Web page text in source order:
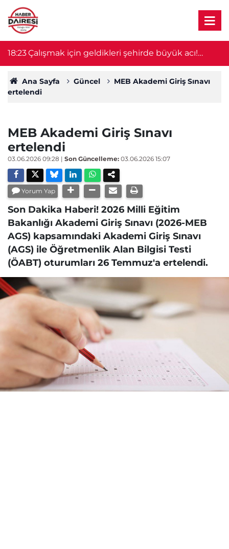
18:23Çalışmak için geldikleri şehirde büyük acı!
Ağabey öldü, 14 yaşındaki kardeşin durumu
ağır
Ana Sayfa Güncel
MEB Akademi Giriş Sınavı
ertelendi
MEB Akademi Giriş Sınavı
ertelendi
03.06.2026 09:28 | Son Güncelleme: 03.06.2026 15:07
Yorum Yap
Son Dakika Haberi! 2026 Milli Eğitim
Bakanlığı Akademi Giriş Sınavı (2026-MEB
AGS) kapsamındaki Akademi Giriş Sınavı
(AGS) ile Öğretmenlik Alan Bilgisi Testi
(ÖABT) oturumları 26 Temmuz'a ertelendi.